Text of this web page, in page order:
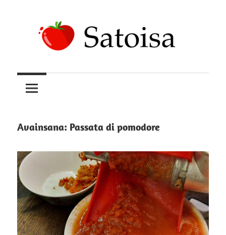
content
Satoisa
satoa
kasvattamassa
Avainsana: Passata di pomodore